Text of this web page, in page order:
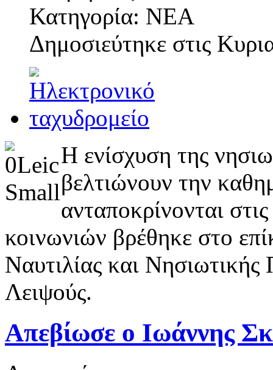
Κατηγορία: ΝΕΑ
Δημοσιεύτηκε στις
Η ενίσχυση της
βελτιώνουν την
ανταποκρίνονται
κοινωνιών βρέθηκε στο
Ναυτιλίας και Νησιωτικής
Λειψούς.
Απεβίωσε ο Ιωάννης